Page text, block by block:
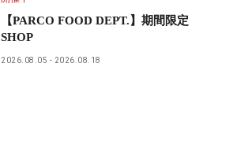
【PARCO FOOD DEPT.】期間限定
SHOP
2026.08.05 2026.08.18